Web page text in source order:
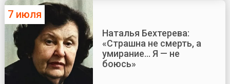
7 июля
Наталья Бехтерева:
«Страшна не смерть, а
умирание... Я — не
боюсь»